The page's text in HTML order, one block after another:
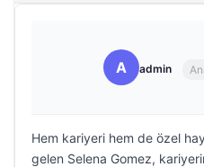
A admin
Hem kariyeri hem de özel
gelen Selena Gomez,